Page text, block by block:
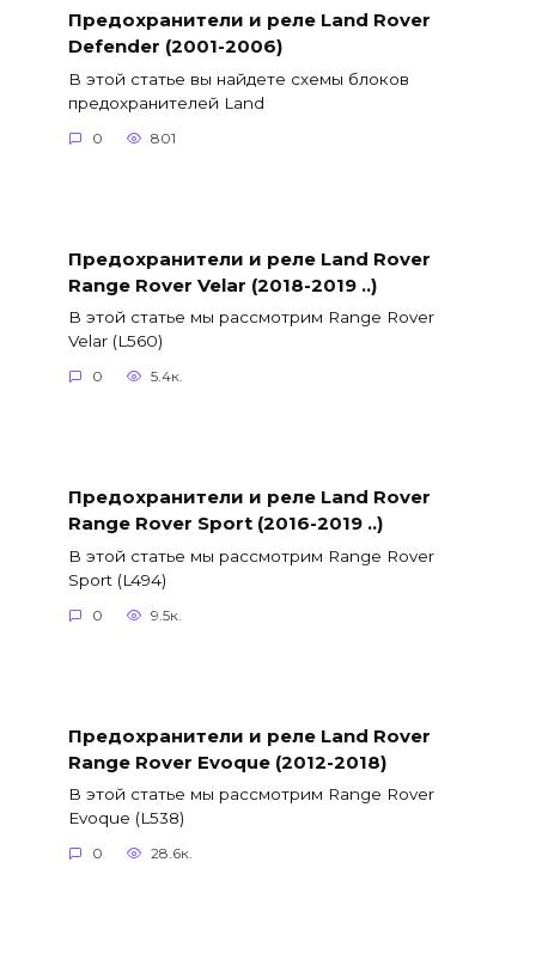
Предохранители и реле Land Rover
Defender (2001-2006)
В этой статье вы найдете схемы блоков
предохранителей Land
0 801
Предохранители и реле Land Rover
Range Rover Velar (2018-2019 ..)
В этой статье мы рассмотрим Range Rover
Velar (L560)
0 5.4к.
Предохранители и реле Land Rover
Range Rover Sport (2016-2019 ..)
В этой статье мы рассмотрим Range Rover
Sport (L494)
0 9.5к.
Предохранители и реле Land Rover
Range Rover Evoque (2012-2018)
В этой статье мы рассмотрим Range Rover
Evoque (L538)
0 28.6к.